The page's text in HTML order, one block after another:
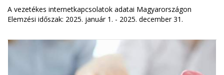
A vezetékes internetkapcsolatok adatai Magyarországon
Elemzési időszak: 2025. január 1. - 2025. december 31.